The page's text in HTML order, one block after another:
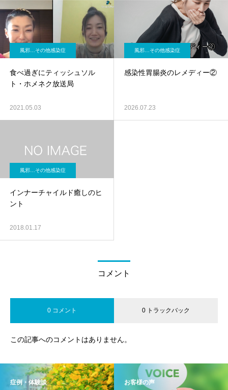
風邪…その他感染症
食べ過ぎにティッシュソル
ト・ホメネク放送局
2021.05.03
風邪…その他感染症
感染性胃腸炎のレメディー②
2026.07.23
風邪…その他感染症
インナーチャイルド癒しのヒ
ント
2018.01.17
コメント
0 コメント 0 トラックバック
この記事へのコメントはありません。
症例・体験談 お客様の声